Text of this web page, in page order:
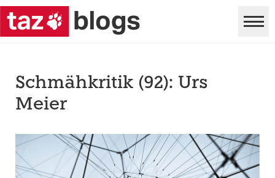
Schmähkritik (92): Urs
Meier